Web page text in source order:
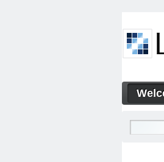
Viem